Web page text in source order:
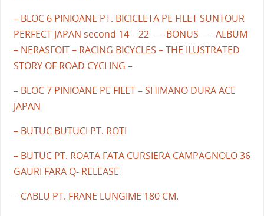
– BLOC 6 PINIOANE PT. BICICLETA PE FILET SUNTOUR
PERFECT JAPAN second 14 – 22 —- BONUS —- ALBUM
– NERASFOIT – RACING BICYCLES – THE ILUSTRATED
STORY OF ROAD CYCLING –
– BLOC 7 PINIOANE PE FILET – SHIMANO DURA ACE
JAPAN
– BUTUC BUTUCI PT. ROTI
– BUTUC PT. ROATA FATA CURSIERA CAMPAGNOLO 36
GAURI FARA Q- RELEASE
– CABLU PT. FRANE LUNGIME 180 CM.